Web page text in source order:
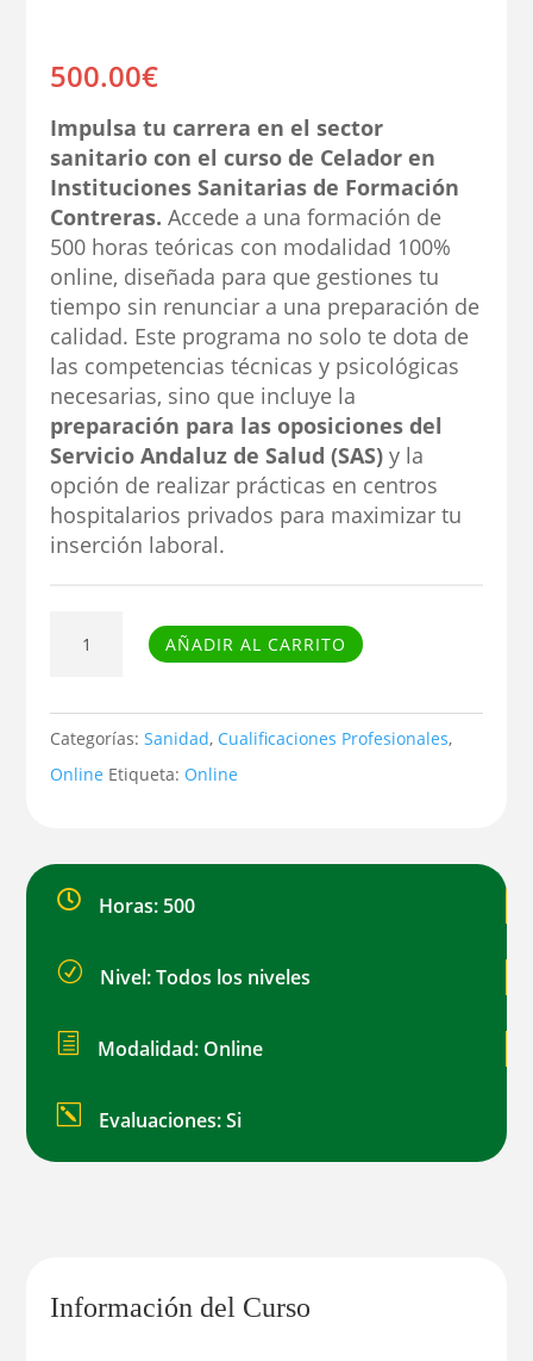
500.00€
Impulsa tu carrera en el sector
sanitario con el curso de Celador en
Instituciones Sanitarias de Formación
Contreras. Accede a una formación de
500 horas teóricas con modalidad 100%
online, diseñada para que gestiones tu
tiempo sin renunciar a una preparación de
calidad. Este programa no solo te dota de
las competencias técnicas y psicológicas
necesarias, sino que incluye la
preparación para las oposiciones del
Servicio Andaluz de Salud (SAS) y la
opción de realizar prácticas en centros
hospitalarios privados para maximizar tu
inserción laboral.
Sanitarias
cantidad
AÑADIR AL CARRITO
Categorías:Sanidad, Cualificaciones Profesionales,
Online Etiqueta: Online
 Horas: 500
R Nivel: Todos los niveles
h Modalidad: Online
k Evaluaciones: Si
Información del Curso